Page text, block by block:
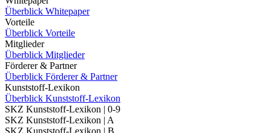
Überblick Whitepaper
Vorteile
Überblick Vorteile
Mitglieder
Überblick Mitglieder
Förderer & Partner
Überblick Förderer & Partner
Kunststoff-Lexikon
Überblick Kunststoff-Lexikon
SKZ Kunststoff-Lexikon | 0-9
SKZ Kunststoff-Lexikon | A
SKZ Kunststoff-Lexikon | B